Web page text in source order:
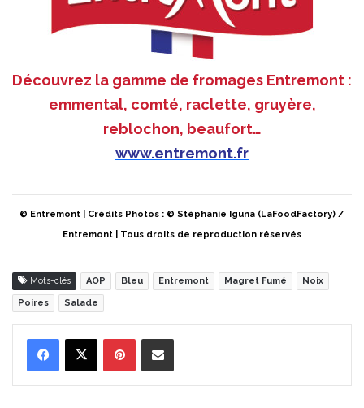
Découvrez la gamme de fromages Entremont :
emmental, comté, raclette, gruyère,
reblochon, beaufort…
www.entremont.fr
© Entremont | Crédits Photos : © Stéphanie Iguna (LaFoodFactory) /
Entremont | Tous droits de reproduction réservés
Mots-clés AOP Bleu Entremont Magret Fumé Noix
Poires Salade